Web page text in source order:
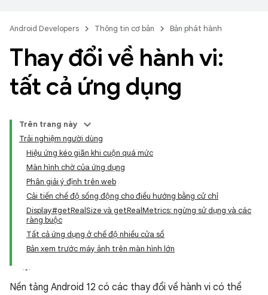
Android Developers Thông tin cơ bản Bản phát hành
Thay đổi về hành vi:
tất cả ứng dụng
Trên trang này
Trải nghiệm người dùng
Hiệu ứng kéo giãn khi cuộn quá mức
Màn hình chờ của ứng dụng
Phân giải ý định trên web
Cải tiến chế độ sống động cho điều hướng bằng cử chỉ
Display#getRealSize và getRealMetrics: ngừng sử dụng và các
ràng buộc
Tất cả ứng dụng ở chế độ nhiều cửa sổ
Bản xem trước máy ảnh trên màn hình lớn
Nền tảng Android 12 có các thay đổi về hành vi có thể